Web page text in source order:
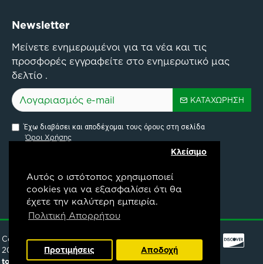
Αυτός ο ιστότοπος χρησιμοποιεί
cookies για να εξασφαλίσει ότι θα
έχετε την καλύτερη εμπειρία.
Πολιτική Απορρήτου
Κλείσιμο
Προτιμήσεις Αποδοχή
Newsletter
Μείνετε ενημερωμένοι για τα νέα και τις
προσφορές εγγραφείτε στο ενημερωτικό μας
δελτίο .
ΚΑΤΑΧΏΡΗΣΗ
Έχω διαβάσει και αποδέχομαι τους όρους στη σελίδα
Όροι Χρήσης
Pylon Api Connectivity Project
Copyright ©
2025,
topongeuseis.gr.mpountouris.gr